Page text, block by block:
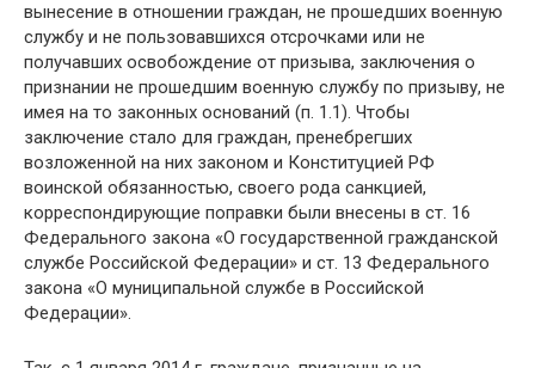
вынесение в отношении граждан, не прошедших военную
службу и не пользовавшихся отсрочками или не
получавших освобождение от призыва, заключения о
признании не прошедшим военную службу по призыву, не
имея на то законных оснований (п. 1.1). Чтобы
заключение стало для граждан, пренебрегших
возложенной на них законом и Конституцией РФ
воинской обязанностью, своего рода санкцией,
корреспондирующие поправки были внесены в ст. 16
Федерального закона «О государственной гражданской
службе Российской Федерации» и ст. 13 Федерального
закона «О муниципальной службе в Российской
Федерации».